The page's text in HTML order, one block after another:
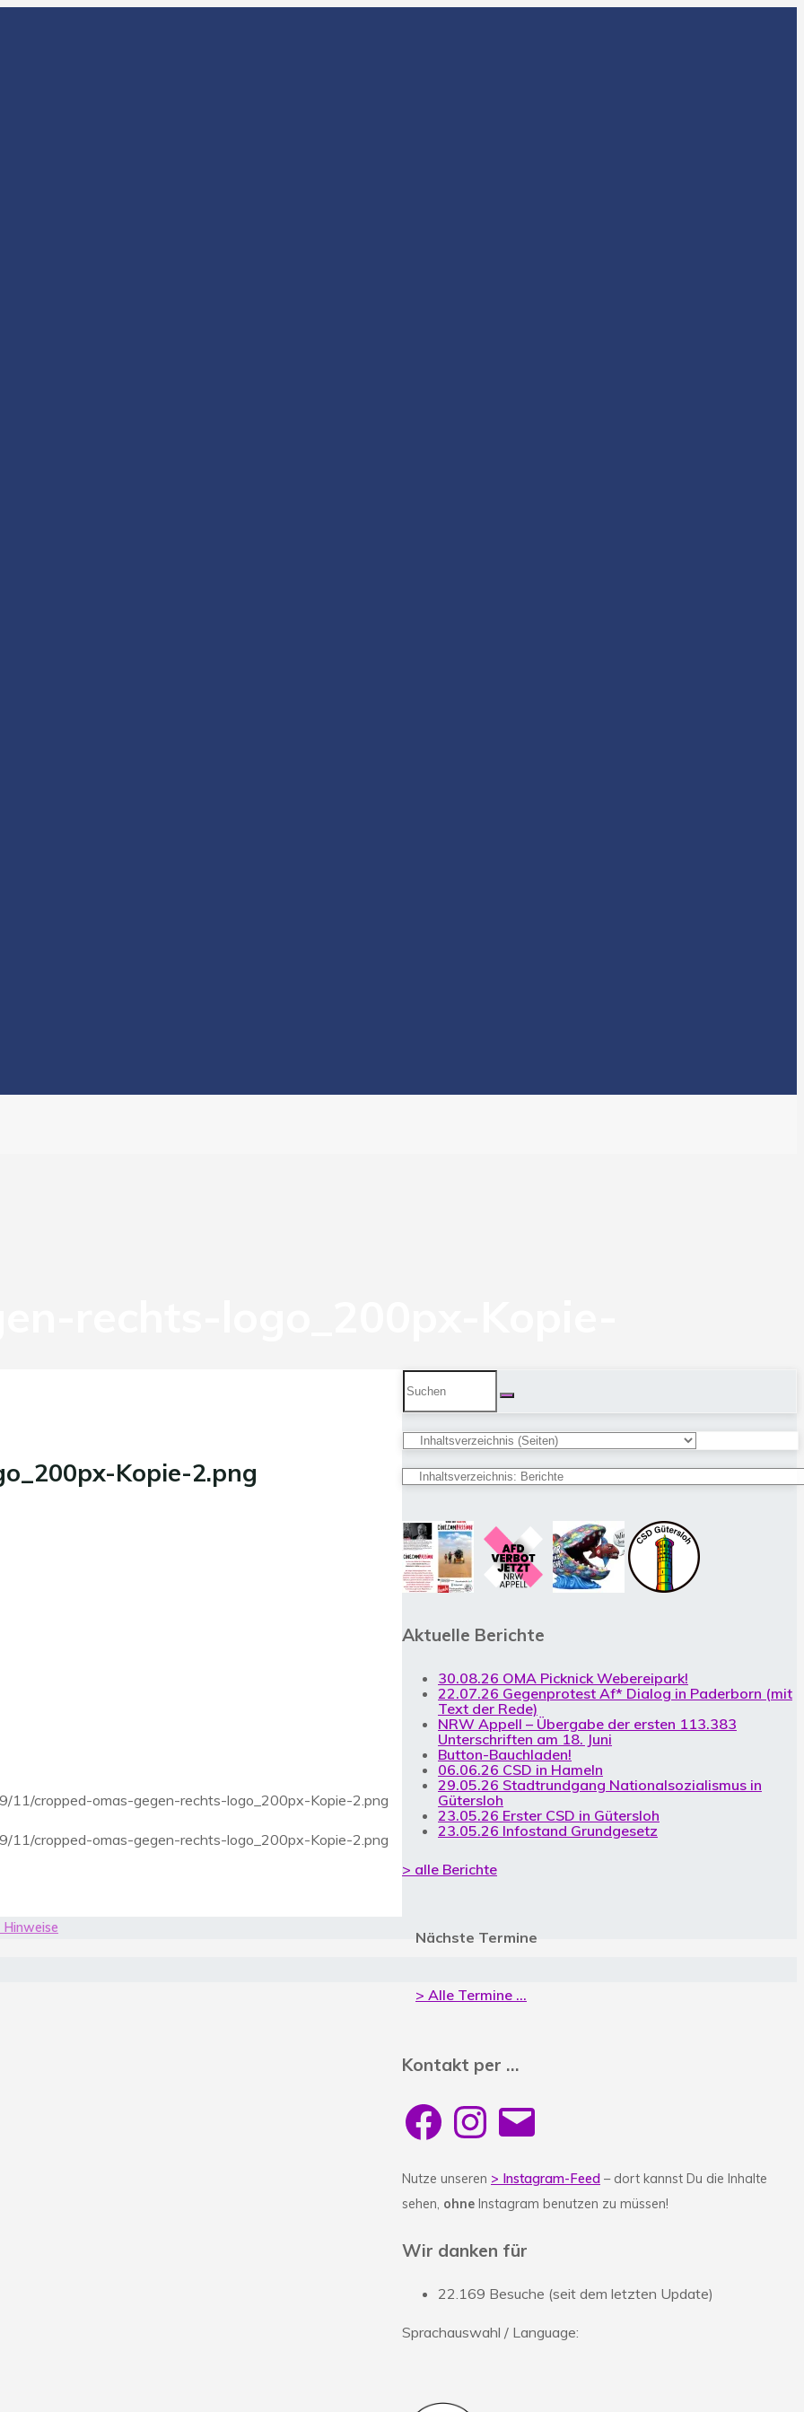
rechts-logo_200px-Kopie-
Kopie-2.png
cropped-omas-gegen-rechts-logo_200px-Kopie-2.png
cropped-omas-gegen-rechts-logo_200px-Kopie-2.png
nach:
Aktuelle Berichte
30.08.26 OMA Picknick Webereipark!
22.07.26 Gegenprotest Af* Dialog in Paderborn (mit
Text der Rede)
NRW Appell – Übergabe der ersten 113.383
Unterschriften am 18. Juni
Button-Bauchladen!
06.06.26 CSD in Hameln
29.05.26 Stadtrundgang Nationalsozialismus in
Gütersloh
23.05.26 Erster CSD in Gütersloh
23.05.26 Infostand Grundgesetz
> alle Berichte
Nächste Termine
> Alle Termine ...
Kontakt per …
FacebookInstagram
E-
Mail
Nutze unseren > Instagram-Feed – dort kannst Du die Inhalte
sehen, ohne Instagram benutzen zu müssen!
Wir danken für
22.169 Besuche (seit dem letzten Update)
Sprachauswahl / Language:
Hinweise